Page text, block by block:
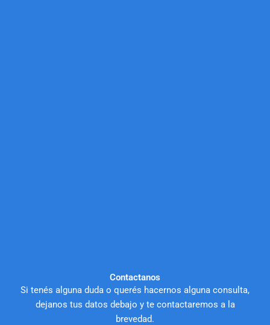
Contactanos
Si tenés alguna duda o querés hacernos alguna consulta,
dejanos tus datos debajo y te contactaremos a la
brevedad.